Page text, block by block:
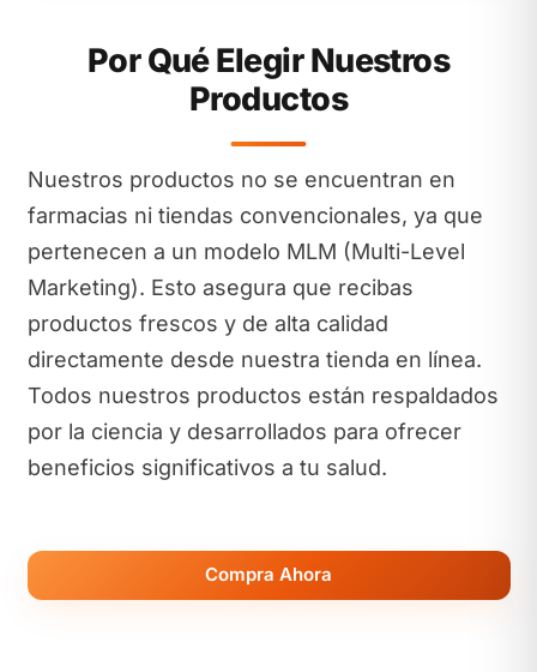
Por Qué Elegir Nuestros
Productos
Nuestros productos no se encuentran en
farmacias ni tiendas convencionales, ya que
pertenecen a un modelo MLM (Multi-Level
Marketing). Esto asegura que recibas
productos frescos y de alta calidad
directamente desde nuestra tienda en línea.
Todos nuestros productos están respaldados
por la ciencia y desarrollados para ofrecer
beneficios significativos a tu salud.
Compra Ahora